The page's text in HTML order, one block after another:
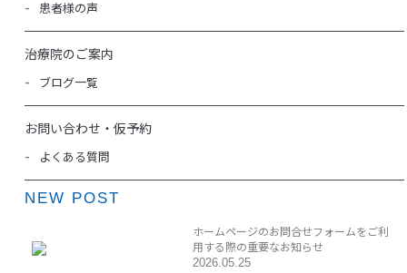
患者様の声
治療院のご案内
ブログ一覧
お問い合わせ・仮予約
よくある質問
NEW POST
ホームページのお問合せフォームをご利
用する際の重要なお知らせ
2026.05.25